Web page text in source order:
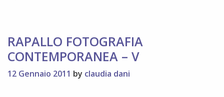
INVISIBILI
RAPALLO FOTOGRAFIA
CONTEMPORANEA – V
12 Gennaio 2011 by claudia dani